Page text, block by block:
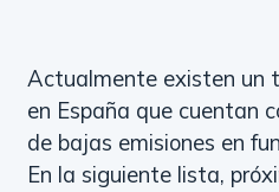
Actualmente existen un
en España que cuentan
de bajas emisiones en
En la siguiente lista,